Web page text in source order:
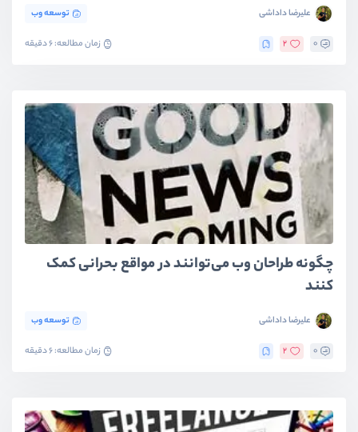
علیرضا داداشی توسعه وب
0
2 زمان مطالعه: 6 دقیقه
چگونه طراحان وب می‌توانند در مواقع بحرانی کمک
کنند
علیرضا داداشی توسعه وب
0
2 زمان مطالعه: 6 دقیقه